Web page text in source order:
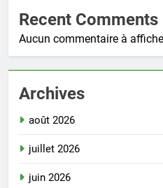
Recent Comments
Aucun commentaire à
Archives
août 2026
juillet 2026
juin 2026